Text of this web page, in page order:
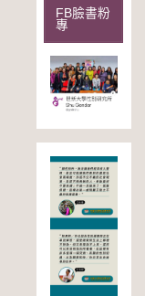
FB臉書粉
專